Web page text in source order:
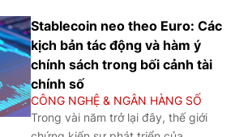
nghiệm của các IFC trên, bài
viết đưa ra các bài học và
hàm ý chính sách cho Việt
Nam.
công nghệ này một cách hiệu quả,
an toàn và bền vững.
Stablecoin neo theo Euro: Các
kịch bản tác động và hàm ý
chính sách trong bối cảnh tài
chính số
CÔNG NGHỆ & NGÂN HÀNG SỐ
Trong vài năm trở lại đây, thế giới